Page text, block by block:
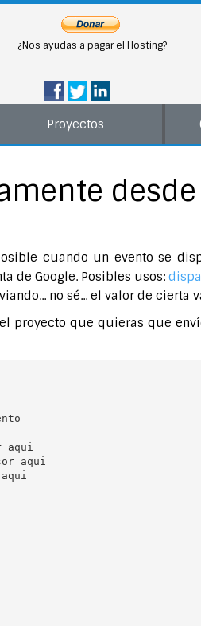
¿Nos ayudas a pagar el Hosting?
Proyectos
desde
cuando un evento se
de Google. Posibles usos:
no sé... el valor de cierta
proyecto que quieras que
aqui
aqui